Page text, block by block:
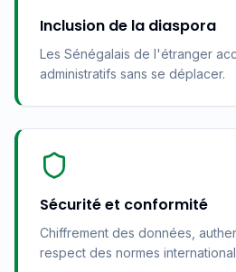
Inclusion de la diaspora
Les Sénégalais de l'étranger
administratifs sans se déplacer.
Sécurité et conformité
Chiffrement des données,
respect des normes